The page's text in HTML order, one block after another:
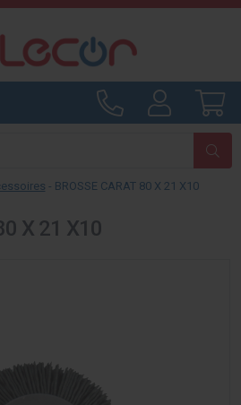
- BROSSE CARAT 80 X 21 X10
X 21 X10